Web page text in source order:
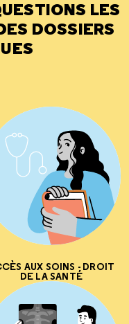
LES
DOSSIERS
AUX SOINS - DROIT
DE LA SANTÉ